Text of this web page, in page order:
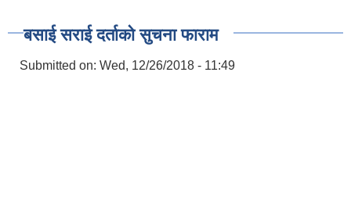
बसाई सराई दर्ताको सुचना फाराम
Submitted on: Wed, 12/26/2018 - 11:49